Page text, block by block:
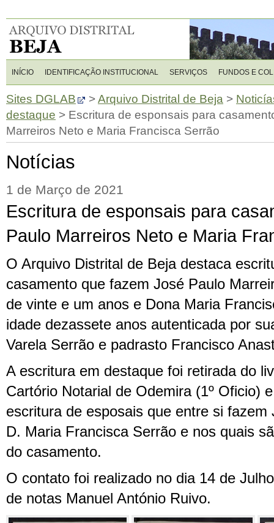
INÍCIO IDENTIFICAÇÃO INSTITUCIONAL SERVIÇOS FUNDOS E
Sites DGLAB >Arquivo Distrital de Beja >
destaque > Escritura de esponsais para
Marreiros Neto e Maria Francisca Serrão
Notícias
1 de Março de 2021
Escritura de esponsais para
Paulo Marreiros Neto e Maria
O Arquivo Distrital de Beja destaca
casamento que fazem José Paulo
de vinte e um anos e Dona Maria
idade dezassete anos autenticada por
Varela Serrão e padrasto Francisco
A escritura em destaque foi retirada do
Cartório Notarial de Odemira (1º Oficio)
escritura de esposais que entre si fazem
D. Maria Francisca Serrão e nos quais
do casamento.
O contato foi realizado no dia 14 de
de notas Manuel António Ruivo.